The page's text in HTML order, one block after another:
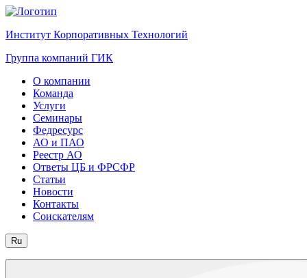
Институт Корпоративных Технологий
Группа компаний ГИК
О компании
Команда
Услуги
Семинары
Федресурс
АО и ПАО
Реестр АО
Ответы ЦБ и ФРСФР
Статьи
Новости
Контакты
Соискателям
Ru